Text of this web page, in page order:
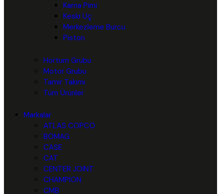
Kama Pimi
Keski Uç
Merkezleme Burcu
Piston
Hortum Grubu
Motor Grubu
Tamir Takımı
Tüm Ürünler
Markalar
ATLAS COPCO
BOMAG
CASE
CAT
CENTER JOINT
CHAMPION
CMB